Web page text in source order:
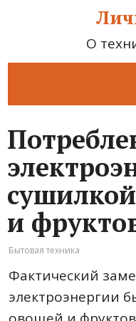
О
и
Бытовая техника
Фактический
электроэнергии